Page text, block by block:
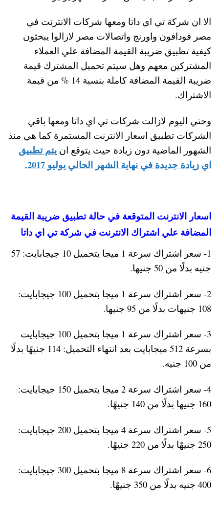
الا ان شركة تي اي داتا ومعها شركات الانترنت في
مصر فودافون واورنج واتصالات مصر لازالوا يبحثون
كيفية تطبيق ضريبة القيمة المضافة علي العملاء
المشتركين معهم وهل سيتم تحميل المشترك قيمة
ضريبة القيمة المضافة كاملة بنسبة 14 % من قيمة
الاشتراك.
وحتي اليوم لازالت شركات تي اي داتا ومعها باقي
الشركات تطبيق اسعار الانترنت المستمرة كما هي منذ
الشهور الماضية دون زيادة حيث يتوقع ان يتم تطبيق
اي زيادة جديدة في نهاية الشهر الحالي يوليو 2017.
اسعار الانترنت المتوقعة في حالة تطبيق ضريبة القيمة
المضافة علي اشتراك الانترنت في شركة تي اي داتا
1- سعر اشتراك سرعة 1 ميجا بتحميل 10 جيجابايت: 57
جنيه بدلًا من 50 جنيها.
2- سعر اشتراك سرعة 1 ميجا بتحميل 100 جيجابايت:
108 جنيهات بدلًا من 95 جنيها.
3- سعر اشتراك سرعة 1 ميجا بتحميل 100 جيجابايت
بسرعة 512 ميجابايت بعد انتهاء التحميل: 114 جنيهًا بدلًا
من 100 جنيه.
4- سعر اشتراك سرعة 2 ميجا بتحميل 150 جيجابايت:
160 جنيها بدلًا من 140 جنيهًا.
5- سعر اشتراك سرعة 4 ميجا بتحميل 200 جيجابايت:
250 جنيهًا بدلًا من 220 جنيهًا.
6- سعر اشتراك سرعة 8 ميجا بتحميل 300 جيجابايت:
400 جنيه بدلًا من 350 جنيهًا.